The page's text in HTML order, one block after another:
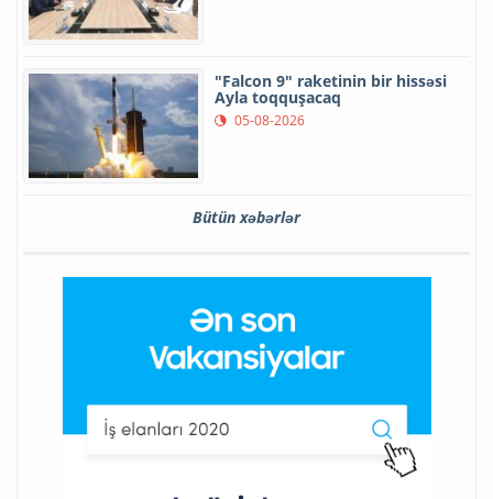
"Falcon 9" raketinin bir hissəsi
Ayla toqquşacaq
05-08-2026
Bütün xəbərlər